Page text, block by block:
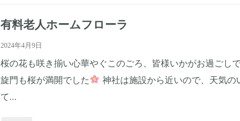
有料老人ホームフローラ
2024年4月9日
桜の花も咲き揃い心華やぐこのごろ、皆様いかがお過ごし
旋門も桜が満開でした
神社は施設から近いので、天気
て...